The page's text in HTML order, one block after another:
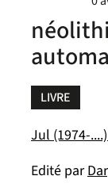
LIVRE
Jul (1974-
Edité par